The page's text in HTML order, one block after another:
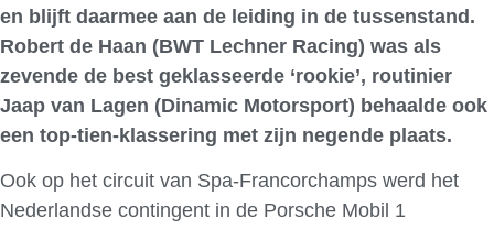
en blijft daarmee aan de leiding in de tussenstand.
Robert de Haan (BWT Lechner Racing) was als
zevende de best geklasseerde ‘rookie’, routinier
Jaap van Lagen (Dinamic Motorsport) behaalde ook
een top-tien-klassering met zijn negende plaats.
Ook op het circuit van Spa-Francorchamps werd het
Nederlandse contingent in de Porsche Mobil 1